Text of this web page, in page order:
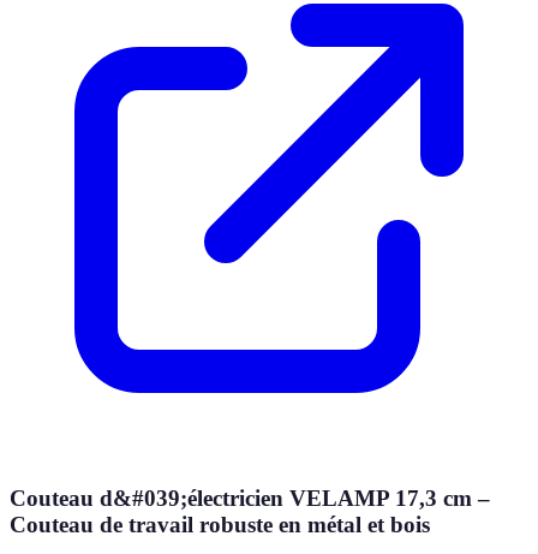
Couteau d&#039;électricien VELAMP 17,3 cm –
Couteau de travail robuste en métal et bois